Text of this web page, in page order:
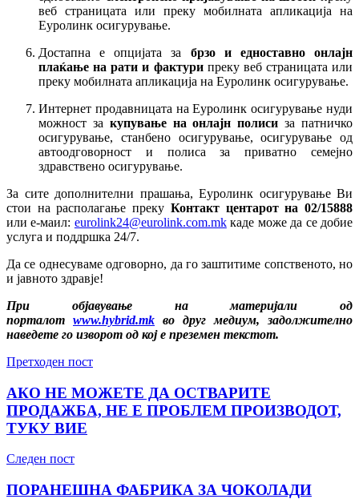
веб страницата или преку мобилната апликација на
Еуролинк осигурување.
Достапна е опцијата за брзо и едноставно онлајн
плаќање на рати и фактурипреку веб страницата или
преку мобилната апликација на Еуролинк осигурување.
Интернет продавницата на Еуролинк осигурување нуди
можност за купување на онлајн полиси за патничко
осигурување, станбено осигурување, осигурување од
автоодговорност и полиса за приватно семејно
здравствено осигурување.
За сите дополнителни прашања, Еуролинк осигурување Ви
стои на располагање преку Контакт центарот на 02/15888
или е-маил: eurolink24@eurolink.com.mk каде може да се добие
услуга и поддршка 24/7.
Да се однесуваме одговорно, да го заштитиме сопственото, но
и јавното здравје!
При објавување на материјали од
порталот www.hybrid.mk во друг медиум, задолжително
наведете го изворот од кој е преземен текстот.
Претходен пост
АКО НЕ МОЖЕТЕ ДА ОСТВАРИТЕ
ПРОДАЖБА, НЕ Е ПРОБЛЕМ ПРОИЗВОДОТ,
ТУКУ ВИЕ
Следен пост
ПОРАНЕШНА ФАБРИКА ЗА ЧОКОЛАДИ